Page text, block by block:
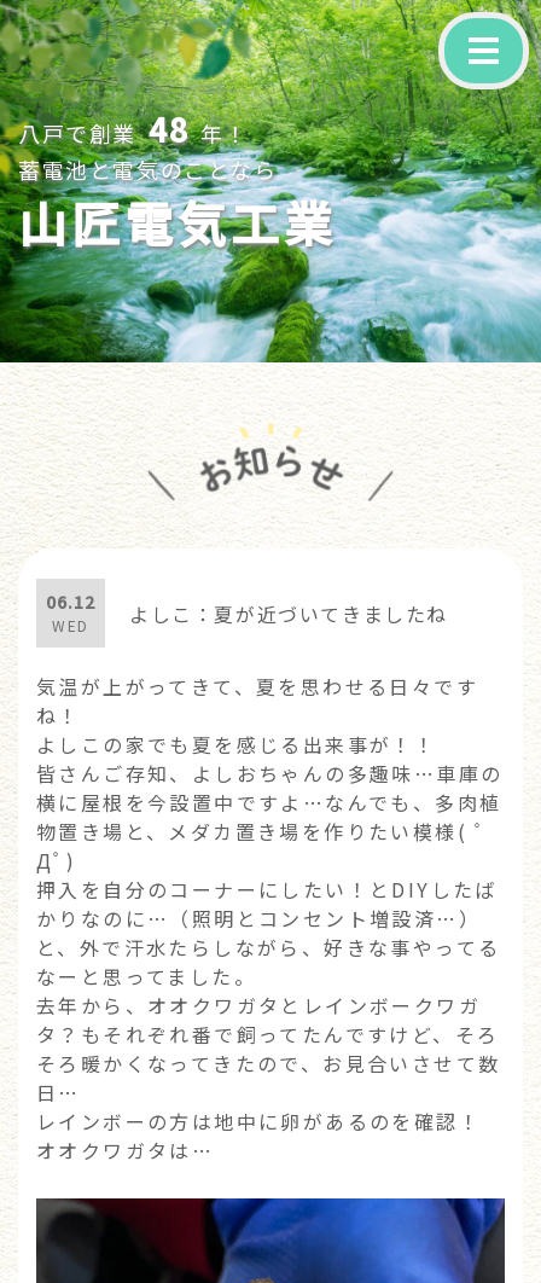
-
八戸で創業 48 年！
蓄電池と電気のことなら
山匠電気工業
06.12
WED よしこ：夏が近づいてきましたね
気温が上がってきて、夏を思わせる日々です
ね！
よしこの家でも夏を感じる出来事が！！
皆さんご存知、よしおちゃんの多趣味…車庫の
横に屋根を今設置中ですよ…なんでも、多肉植
物置き場と、メダカ置き場を作りたい模様( ﾟ
Дﾟ)
押入を自分のコーナーにしたい！とDIYしたば
かりなのに…（照明とコンセント増設済…）
と、外で汗水たらしながら、好きな事やってる
なーと思ってました。
去年から、オオクワガタとレインボークワガ
タ？もそれぞれ番で飼ってたんですけど、そろ
そろ暖かくなってきたので、お見合いさせて数
日…
レインボーの方は地中に卵があるのを確認！
オオクワガタは…